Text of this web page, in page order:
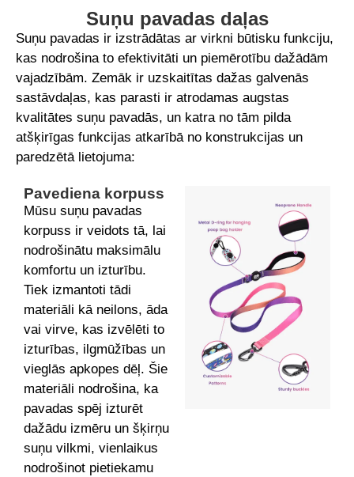
Suņu pavadas daļas
Suņu pavadas ir izstrādātas ar virkni būtisku funkciju,
kas nodrošina to efektivitāti un piemērotību dažādām
vajadzībām. Zemāk ir uzskaitītas dažas galvenās
sastāvdaļas, kas parasti ir atrodamas augstas
kvalitātes suņu pavadās, un katra no tām pilda
atšķirīgas funkcijas atkarībā no konstrukcijas un
paredzētā lietojuma:
Pavediena korpuss
Mūsu suņu pavadas
korpuss ir veidots tā, lai
nodrošinātu maksimālu
komfortu un izturību.
Tiek izmantoti tādi
materiāli kā neilons, āda
vai virve, kas izvēlēti to
izturības, ilgmūžības un
vieglās apkopes dēļ. Šie
materiāli nodrošina, ka
pavadas spēj izturēt
dažādu izmēru un šķirņu
suņu vilkmi, vienlaikus
nodrošinot pietiekamu